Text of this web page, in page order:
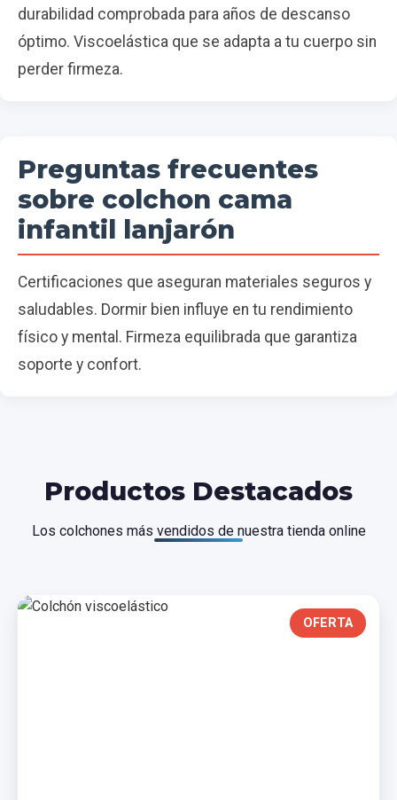
durabilidad comprobada para años de descanso
óptimo. Viscoelástica que se adapta a tu cuerpo sin
perder firmeza.
Preguntas frecuentes
sobre colchon cama
infantil lanjarón
Certificaciones que aseguran materiales seguros y
saludables. Dormir bien influye en tu rendimiento
físico y mental. Firmeza equilibrada que garantiza
soporte y confort.
Productos Destacados
Los colchones más vendidos de nuestra tienda online
OFERTA